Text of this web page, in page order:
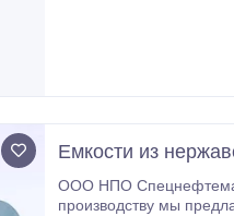
Емкости из
ООО НПО Спецнефтемаш
производству мы